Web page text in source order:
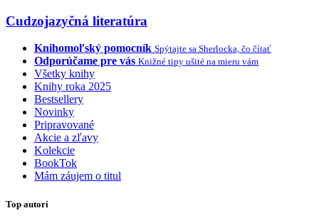
Cudzojazyčná literatúra
Knihomoľský pomocník Spýtajte sa Sherlocka, čo čítať
Odporúčame pre vás Knižné tipy ušité na mieru vám
Všetky knihy
Knihy roka 2025
Bestsellery
Novinky
Pripravované
Akcie a zľavy
Kolekcie
BookTok
Mám záujem o titul
Top autori